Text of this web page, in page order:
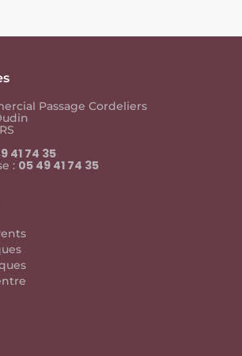
Passage Cordeliers
41 74 35
: 05 49 41 74 35